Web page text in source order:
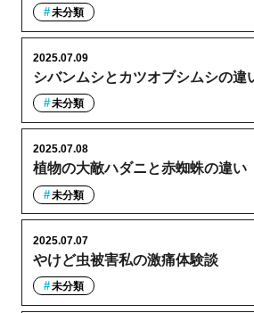
未分類
シバンムシとカツオブシムシの違
2025.07.09
未分類
植物の大敵ハダニと赤蜘蛛の違い
2025.07.08
未分類
やけど虫被害私の激痛体験談
2025.07.07
未分類